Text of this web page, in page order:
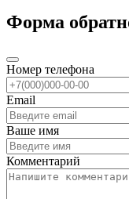
Форма
Номер телефона
Email
Ваше имя
Комментарий